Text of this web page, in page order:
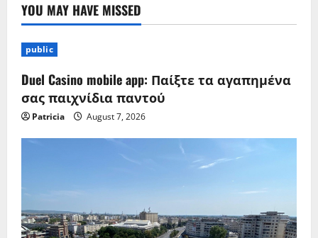
YOU MAY HAVE MISSED
public
Duel Casino mobile app: Παίξτε τα αγαπημένα
σας παιχνίδια παντού
Patricia August 7, 2026